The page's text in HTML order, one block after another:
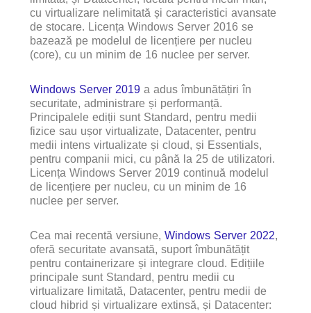
cu virtualizare nelimitată și caracteristici avansate
de stocare. Licența Windows Server 2016 se
bazează pe modelul de licențiere per nucleu
(core), cu un minim de 16 nuclee per server.
Windows Server 2019 a adus îmbunătățiri în
securitate, administrare și performanță.
Principalele ediții sunt Standard, pentru medii
fizice sau ușor virtualizate, Datacenter, pentru
medii intens virtualizate și cloud, și Essentials,
pentru companii mici, cu până la 25 de utilizatori.
Licența Windows Server 2019 continuă modelul
de licențiere per nucleu, cu un minim de 16
nuclee per server.
Cea mai recentă versiune, Windows Server 2022,
oferă securitate avansată, suport îmbunătățit
pentru containerizare și integrare cloud. Edițiile
principale sunt Standard, pentru medii cu
virtualizare limitată, Datacenter, pentru medii de
cloud hibrid și virtualizare extinsă, și Datacenter: